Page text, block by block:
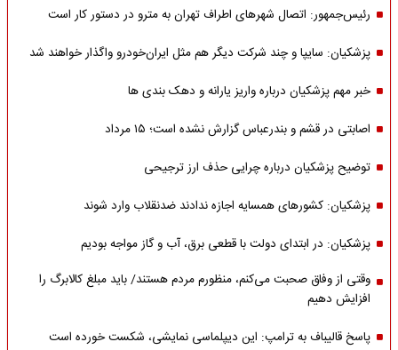
رئیس‌جمهور: اتصال شهرهای اطراف تهران به مترو در دستور کار است
پزشکیان: سایپا و چند شرکت دیگر هم مثل ایران‌خودرو واگذار خواهند شد
خبر مهم پزشکیان درباره واریز یارانه و دهک بندی ها
اصابتی در قشم و بندرعباس گزارش نشده است؛ ۱۵ مرداد
توضیح پزشکیان درباره چرایی حذف ارز ترجیحی
پزشکیان: کشورهای همسایه اجازه ندادند ضدنقلاب وارد شوند
پزشکیان: در ابتدای دولت با قطعی برق، آب و گاز مواجه بودیم
وقتی از وفاق صحبت می‌کنم، منظورم مردم هستند/ باید مبلغ کالابرگ را
افزایش دهیم
پاسخ قالیباف به ترامپ: این دیپلماسی نمایشی، شکست خورده است